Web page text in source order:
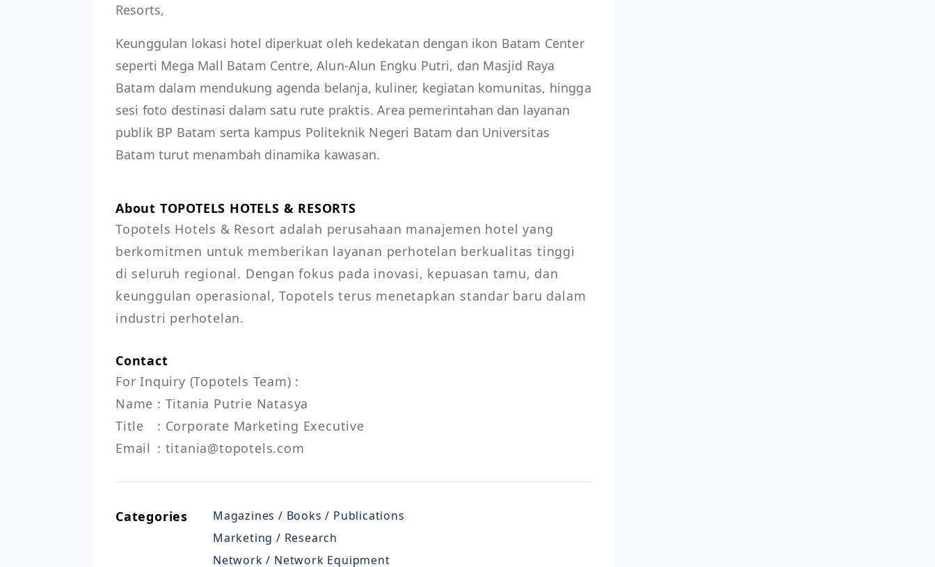
Resorts,
Keunggulan lokasi hotel diperkuat oleh kedekatan dengan ikon Batam Center
seperti Mega Mall Batam Centre, Alun-Alun Engku Putri, dan Masjid Raya
Batam dalam mendukung agenda belanja, kuliner, kegiatan komunitas, hingga
sesi foto destinasi dalam satu rute praktis. Area pemerintahan dan layanan
publik BP Batam serta kampus Politeknik Negeri Batam dan Universitas
Batam turut menambah dinamika kawasan.
About TOPOTELS HOTELS & RESORTS
Topotels Hotels & Resort adalah perusahaan manajemen hotel yang
berkomitmen untuk memberikan layanan perhotelan berkualitas tinggi
di seluruh regional. Dengan fokus pada inovasi, kepuasan tamu, dan
keunggulan operasional, Topotels terus menetapkan standar baru dalam
industri perhotelan.
Contact
For Inquiry (Topotels Team) :
Name	: Titania Putrie Natasya
Title	: Corporate Marketing Executive
Email	: titania@topotels.com
Categories
Magazines / Books / Publications
Marketing / Research
Network / Network Equipment